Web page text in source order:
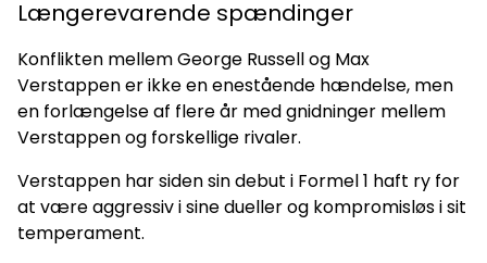
Længerevarende spændinger
Konflikten mellem George Russell og Max
Verstappen er ikke en enestående hændelse, men
en forlængelse af flere år med gnidninger mellem
Verstappen og forskellige rivaler.
Verstappen har siden sin debut i Formel 1 haft ry for
at være aggressiv i sine dueller og kompromisløs i sit
temperament.